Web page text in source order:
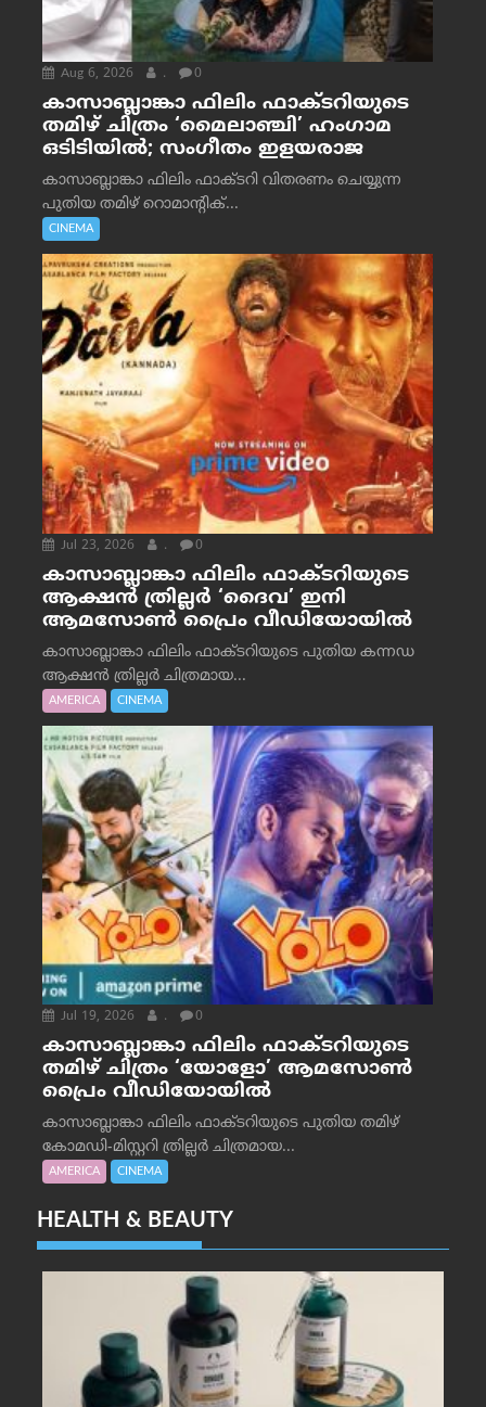
Aug 6, 2026 . 0
കാസാബ്ലാങ്കാ ഫിലിം ഫാക്ടറിയുടെ
തമിഴ് ചിത്രം ‘മൈലാഞ്ചി’ ഹംഗാമ
ഒടിടിയിൽ; സംഗീതം ഇളയരാജ
കാസാബ്ലാങ്കാ ഫിലിം ഫാക്ടറി വിതരണം ചെയ്യുന്ന
പുതിയ തമിഴ് റൊമാന്റിക്...
CINEMA
Jul 23, 2026 . 0
കാസാബ്ലാങ്കാ ഫിലിം ഫാക്ടറിയുടെ
ആക്ഷൻ ത്രില്ലർ ‘ദൈവ’ ഇനി
ആമസോൺ പ്രൈം വീഡിയോയിൽ
കാസാബ്ലാങ്കാ ഫിലിം ഫാക്ടറിയുടെ പുതിയ കന്നഡ
ആക്ഷൻ ത്രില്ലർ ചിത്രമായ...
AMERICA CINEMA
Jul 19, 2026 . 0
കാസാബ്ലാങ്കാ ഫിലിം ഫാക്ടറിയുടെ
തമിഴ് ചിത്രം ‘യോളോ’ ആമസോൺ
പ്രൈം വീഡിയോയിൽ
കാസാബ്ലാങ്കാ ഫിലിം ഫാക്ടറിയുടെ പുതിയ തമിഴ്
കോമഡി-മിസ്റ്ററി ത്രില്ലർ ചിത്രമായ...
AMERICA CINEMA
HEALTH & BEAUTY